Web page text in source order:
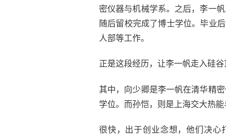
密仪器与机械学系。之后，李一
随后留校完成了博士学位。毕业
人部等工作。
正是这段经历，让李一帆走入硅
其中，向少卿是李一帆在清华精
学位。而孙恺，则是上海交大热
很快，出于创业念想，他们决心